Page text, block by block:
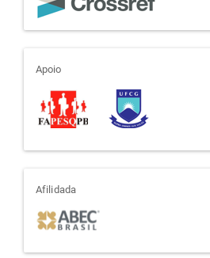
apoio
Apoio
afiliada
Afilidada